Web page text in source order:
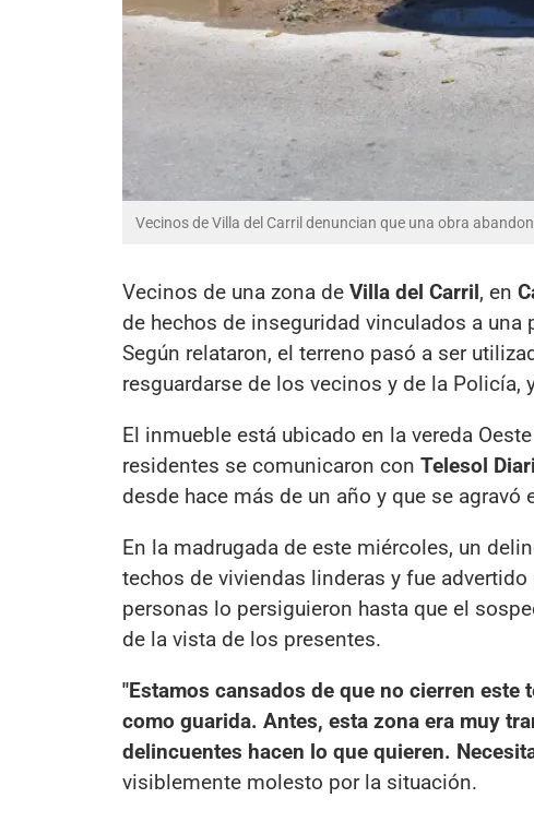
Vecinos de Villa del Carril denuncian que una obra
Vecinos de una zona de Villa del Carril, en
de hechos de inseguridad vinculados a
Según relataron, el terreno pasó a ser
resguardarse de los vecinos y de la
El inmueble está ubicado en la vereda
residentes se comunicaron con Telesol
desde hace más de un año y que se
En la madrugada de este miércoles, un
techos de viviendas linderas y fue
personas lo persiguieron hasta que el
de la vista de los presentes.
"Estamos cansados de que no cierren
como guarida. Antes, esta zona era muy
delincuentes hacen lo que quieren.
visiblemente molesto por la situación.